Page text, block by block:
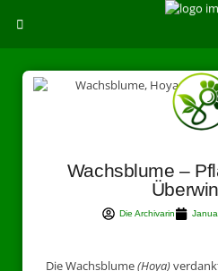
Wachsblume –
Die Archivarin
Die Wachsblume(Hoya)